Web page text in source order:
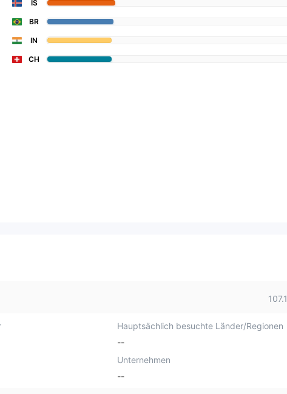
IS
BR
IN
CH
Hauptsächlich besuchte Länder/Regionen
--
Unternehmen
--